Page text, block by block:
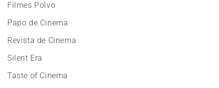
Filmes Polvo
Papo de Cinema
Revista de Cinema
Silent Era
Taste of Cinema